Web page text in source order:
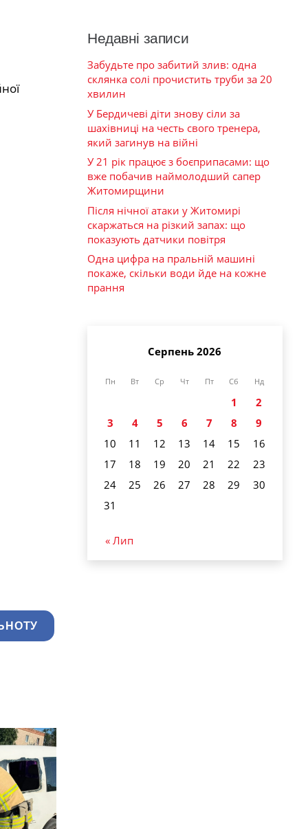
Недавні записи
Забудьте про забитий злив: одна
склянка солі прочистить труби за 20
хвилин
У Бердичеві діти знову сіли за
шахівниці на честь свого тренера,
який загинув на війні
У 21 рік працює з боєприпасами: що
вже побачив наймолодший сапер
Житомирщини
Після нічної атаки у Житомирі
скаржаться на різкий запах: що
показують датчики повітря
Одна цифра на пральній машині
покаже, скільки води йде на кожне
прання
Серпень 2026
Пн Вт Ср Чт Пт Сб Нд
1
2
3
4 5 6 7 8
9
10
11 12 13 14 15
16
17
18 19 20 21 22
23
24
25 26 27 28 29
30
31
« Лип